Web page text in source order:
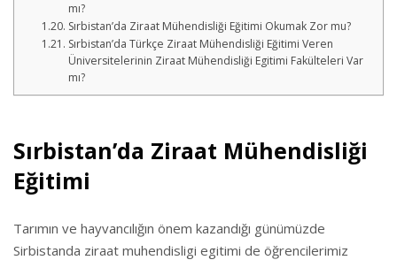
mı?
Sırbistan’da Ziraat Mühendisliği Eğitimi Okumak Zor mu?
Sırbistan’da Türkçe Ziraat Mühendisliği Eğitimi Veren
Üniversitelerinin Ziraat Mühendisliği Egitimi Fakülteleri Var
mı?
Sırbistan’da Ziraat Mühendisliği
Eğitimi
Tarımın ve hayvancılığın önem kazandığı günümüzde
Sirbistanda ziraat muhendisligi egitimi de öğrencilerimiz